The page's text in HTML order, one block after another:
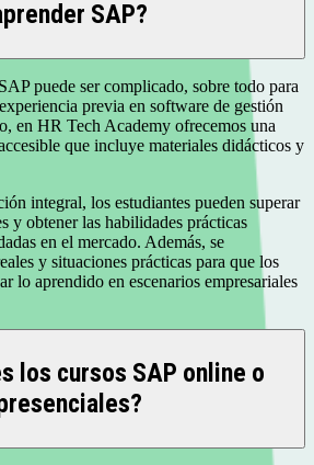
SAP?
puede ser complicado, sobre todo para
previa en software de gestión
en HR Tech Academy ofrecemos una
que incluye materiales didácticos y
integral, los estudiantes pueden superar
y obtener las habilidades prácticas
en el mercado. Además, se
y situaciones prácticas para que los
lo aprendido en escenarios empresariales
los cursos SAP online o